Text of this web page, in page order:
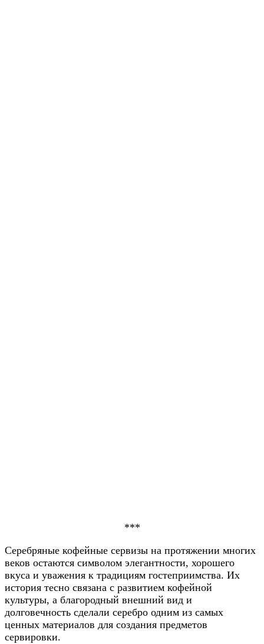
***
Серебряные кофейные сервизы на протяжении многих
веков остаются символом элегантности, хорошего
вкуса и уважения к традициям гостеприимства. Их
история тесно связана с развитием кофейной
культуры, а благородный внешний вид и
долговечность сделали серебро одним из самых
ценных материалов для создания предметов
сервировки.